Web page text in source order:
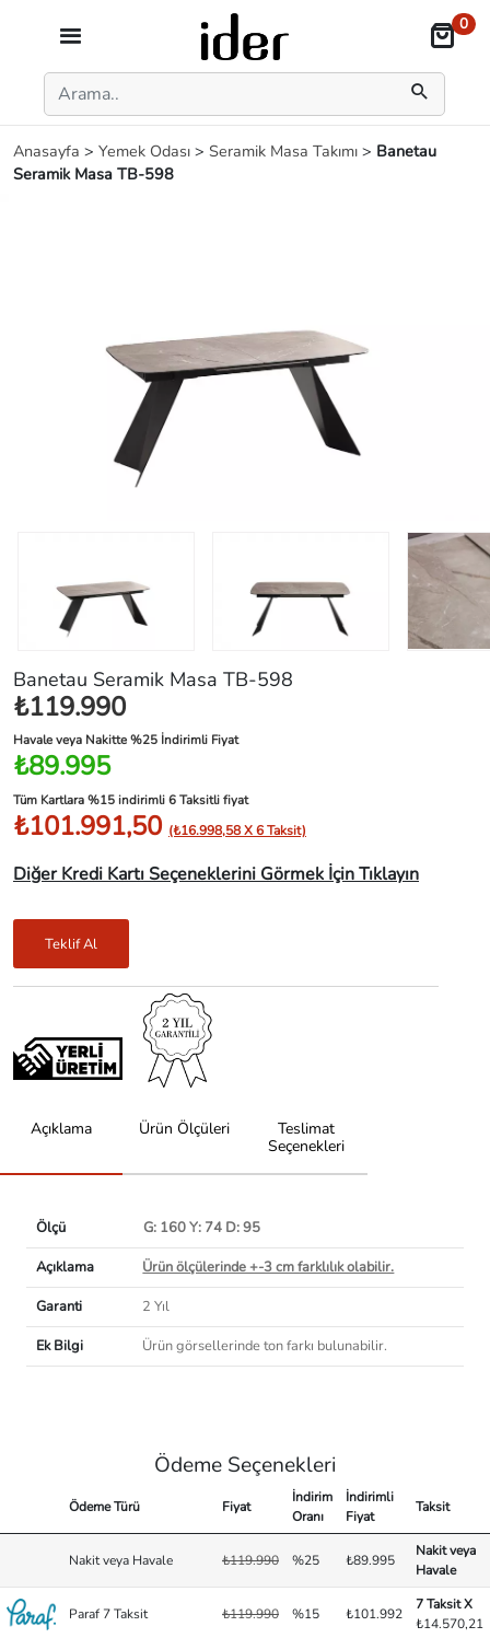
0
Anasayfa > Yemek Odası > Seramik Masa Takımı > Banetau
Seramik Masa TB-598
Banetau Seramik Masa TB-598
₺119.990
Havale veya Nakitte %25 İndirimli Fiyat
₺89.995
Tüm Kartlara %15 indirimli 6 Taksitli fiyat
₺101.991,50 (₺16.998,58 X 6 Taksit)
Diğer Kredi Kartı Seçeneklerini Görmek İçin Tıklayın
Teklif Al
Açıklama Ürün Ölçüleri
Teslimat
Seçenekleri
Ölçü
G: 160 Y: 74 D: 95
Açıklama
Ürün ölçülerinde +-3 cm farklılık olabilir.
Garanti
2 Yıl
Ek Bilgi
Ürün görsellerinde ton farkı bulunabilir.
Ödeme Seçenekleri
Ödeme Türü Fiyat
İndirim
Oranı
İndirimli
Fiyat
Taksit
Nakit veya Havale ₺119.990 %25 ₺89.995
Nakit veya
Havale
Paraf 7 Taksit ₺119.990 %15 ₺101.992
7 Taksit X
₺14.570,21